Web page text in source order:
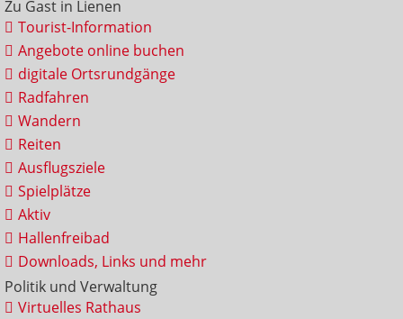
Zu Gast in Lienen
Tourist-Information
Angebote online buchen
digitale Ortsrundgänge
Radfahren
Wandern
Reiten
Ausflugsziele
Spielplätze
Aktiv
Hallenfreibad
Downloads, Links und mehr
Politik und Verwaltung
Virtuelles Rathaus